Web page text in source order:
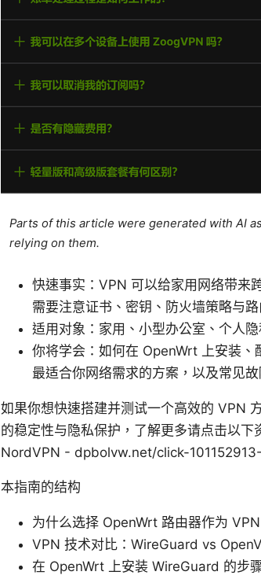
Parts of this article were generated with AI
relying on them.
快速事实：VPN 可以给家用网络带来
需要注意证书、密钥、防火墙策略与路
适用对象：家用、小型办公室、个人
你将学会：如何在 OpenWrt 上安装
最适合你网络需求的方案，以及常见故
如果你想快速搭建并测试一个高效的 VPN
的稳定性与隐私保护，了解更多请点击以
NordVPN - dpbolvw.net/click-
本指南的结构
为什么选择 OpenWrt 路由器作为
VPN 技术对比：WireGuard vs
在 OpenWrt 上安装 WireGuard 的步